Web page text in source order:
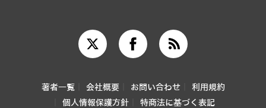
著者一覧 会社概要 お問い合わせ
利用規約
個人情報保護方針
特商法に基づく表記